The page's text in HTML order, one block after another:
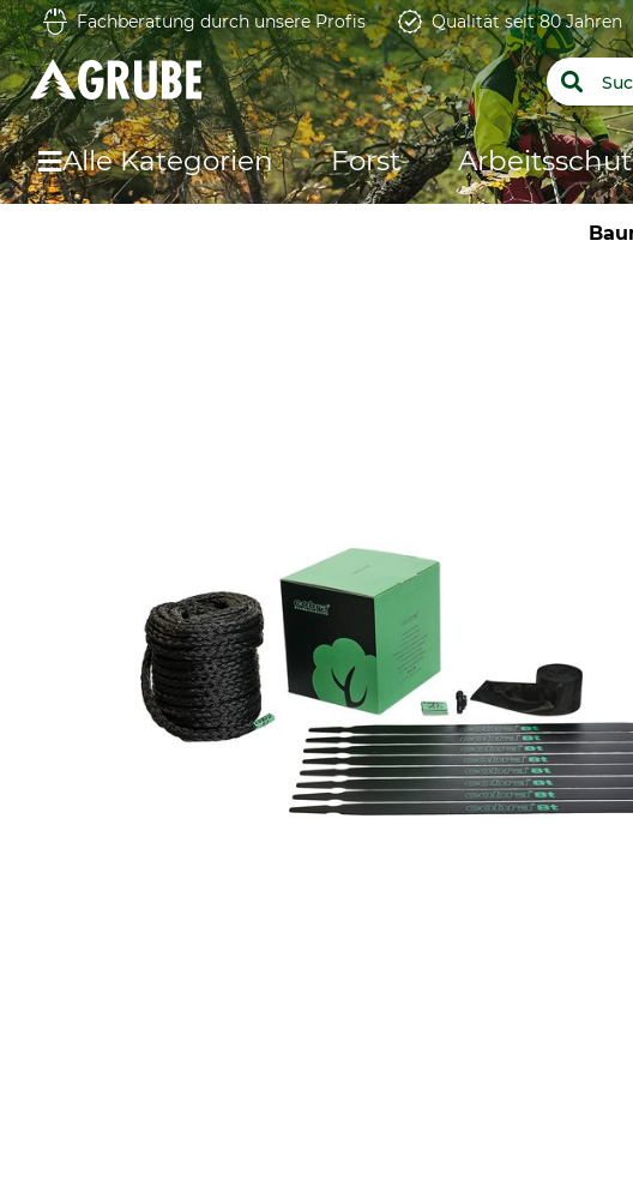
Fachberatung durch unsere Profis Qualität seit 80 Jahren
Alle Kategorien Forst